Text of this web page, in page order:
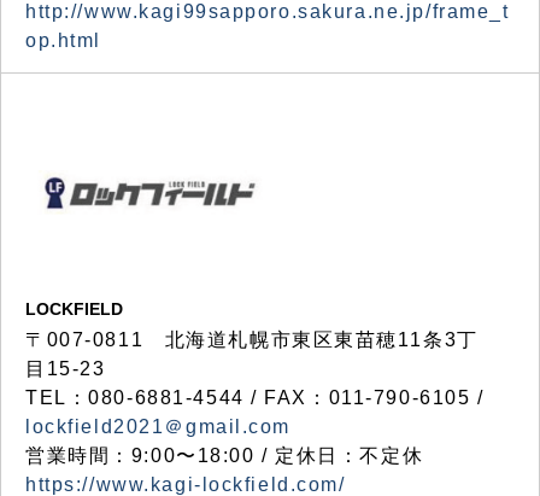
http://www.kagi99sapporo.sakura.ne.jp/frame_t
op.html
LOCKFIELD
〒007-0811 北海道札幌市東区東苗穂11条3丁
目15-23
TEL：080-6881-4544 / FAX：011-790-6105 /
lockfield2021＠gmail.com
営業時間：9:00〜18:00 / 定休日：不定休
https://www.kagi-lockfield.com/